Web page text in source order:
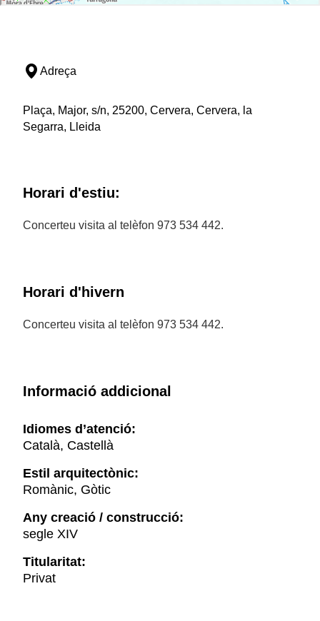
Adreça
Plaça, Major, s/n, 25200, Cervera, Cervera, la
Segarra, Lleida
Horari d'estiu:
Concerteu visita al telèfon 973 534 442.
Horari d'hivern
Concerteu visita al telèfon 973 534 442.
Informació addicional
Idiomes d’atenció:
Català, Castellà
Estil arquitectònic:
Romànic, Gòtic
Any creació / construcció:
segle XIV
Titularitat:
Privat